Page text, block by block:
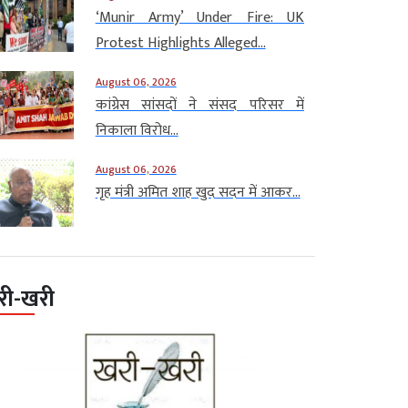
‘Munir Army’ Under Fire: UK
Protest Highlights Alleged...
August 06, 2026
कांग्रेस सांसदों ने संसद परिसर में
निकाला विरोध...
August 06, 2026
गृह मंत्री अमित शाह खुद सदन में आकर...
खरी